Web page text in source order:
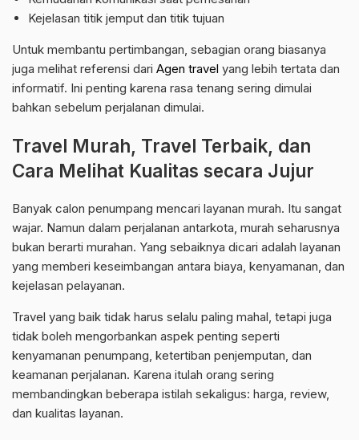
Kejelasan titik jemput dan titik tujuan
Untuk membantu pertimbangan, sebagian orang biasanya
juga melihat referensi dari Agen travel yang lebih tertata dan
informatif. Ini penting karena rasa tenang sering dimulai
bahkan sebelum perjalanan dimulai.
Travel Murah, Travel Terbaik, dan
Cara Melihat Kualitas secara Jujur
Banyak calon penumpang mencari layanan murah. Itu sangat
wajar. Namun dalam perjalanan antarkota, murah seharusnya
bukan berarti murahan. Yang sebaiknya dicari adalah layanan
yang memberi keseimbangan antara biaya, kenyamanan, dan
kejelasan pelayanan.
Travel yang baik tidak harus selalu paling mahal, tetapi juga
tidak boleh mengorbankan aspek penting seperti
kenyamanan penumpang, ketertiban penjemputan, dan
keamanan perjalanan. Karena itulah orang sering
membandingkan beberapa istilah sekaligus: harga, review,
dan kualitas layanan.